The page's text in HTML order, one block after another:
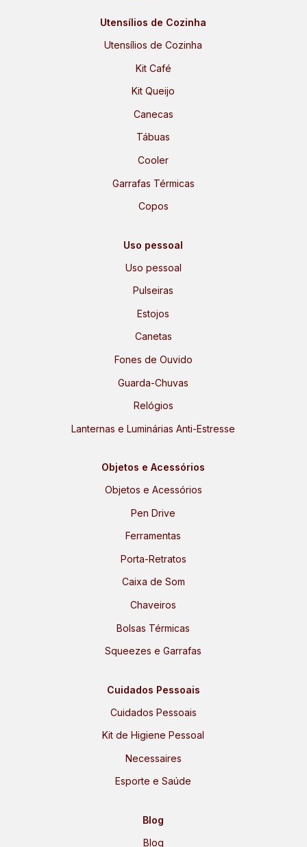
Utensílios de Cozinha
Utensílios de Cozinha
Kit Café
Kit Queijo
Canecas
Tábuas
Cooler
Garrafas Térmicas
Copos
Uso pessoal
Uso pessoal
Pulseiras
Estojos
Canetas
Fones de Ouvido
Guarda-Chuvas
Relógios
Lanternas e Luminárias Anti-Estresse
Objetos e Acessórios
Objetos e Acessórios
Pen Drive
Ferramentas
Porta-Retratos
Caixa de Som
Chaveiros
Bolsas Térmicas
Squeezes e Garrafas
Cuidados Pessoais
Cuidados Pessoais
Kit de Higiene Pessoal
Necessaires
Esporte e Saúde
Blog
Blog